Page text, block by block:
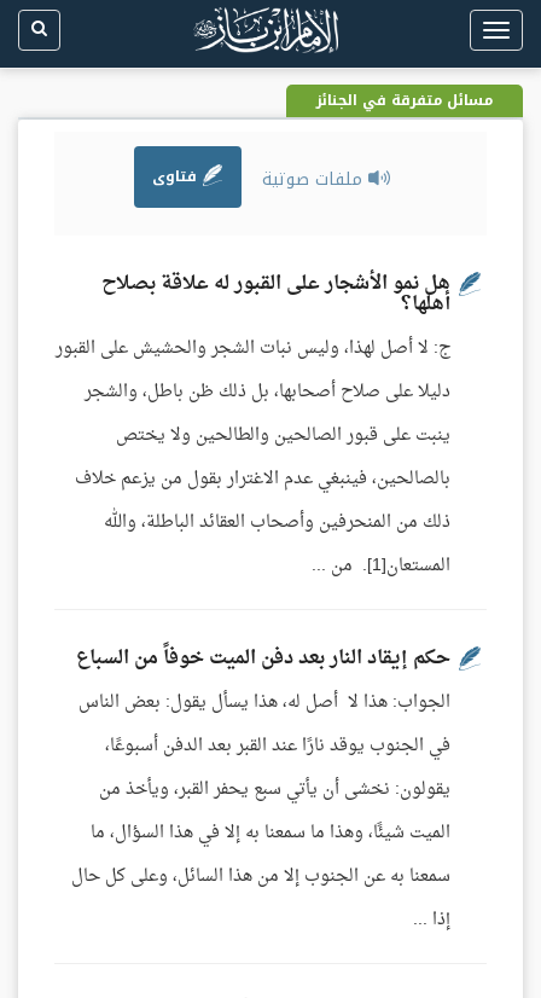
Toggle
navigation
مسائل متفرقة في الجنائز
ملفات صوتية فتاوى
هل نمو الأشجار على القبور له علاقة بصلاح
أهلها؟
ج: لا أصل لهذا، وليس نبات الشجر والحشيش على القبور
دليلا على صلاح أصحابها، بل ذلك ظن باطل، والشجر
ينبت على قبور الصالحين والطالحين ولا يختص
بالصالحين، فينبغي عدم الاغترار بقول من يزعم خلاف
ذلك من المنحرفين وأصحاب العقائد الباطلة، والله
المستعان[1]. من ...
حكم إيقاد النار بعد دفن الميت خوفاً من السباع
الجواب: هذا لا أصل له، هذا يسأل يقول: بعض الناس
في الجنوب يوقد نارًا عند القبر بعد الدفن أسبوعًا،
يقولون: نخشى أن يأتي سبع يحفر القبر، ويأخذ من
الميت شيئًا، وهذا ما سمعنا به إلا في هذا السؤال، ما
سمعنا به عن الجنوب إلا من هذا السائل، وعلى كل حال
إذا ...